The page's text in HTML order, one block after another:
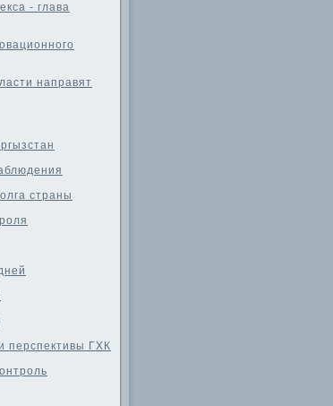
- глава
направят
страны
перспективы ГХК